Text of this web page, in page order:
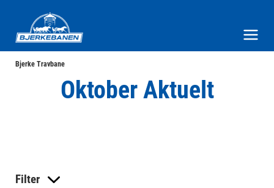
Bjerke Travbane
Oktober Aktuelt
Filter